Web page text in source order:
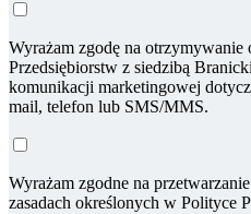
Wyrażam zgodę na
Przedsiębiorstw z siedzibą
komunikacji marketingowej
mail, telefon lub SMS/MMS.
Wyrażam zgodne na
zasadach określonych w Polityce